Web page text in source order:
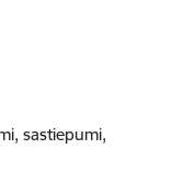
sastiepumi,